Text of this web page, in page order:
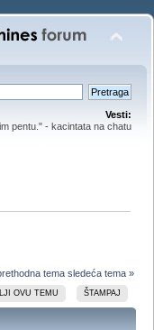
Vesti:
pentu." - kacintata na chatu
tema sledeća tema »
OVU TEMU ŠTAMPAJ